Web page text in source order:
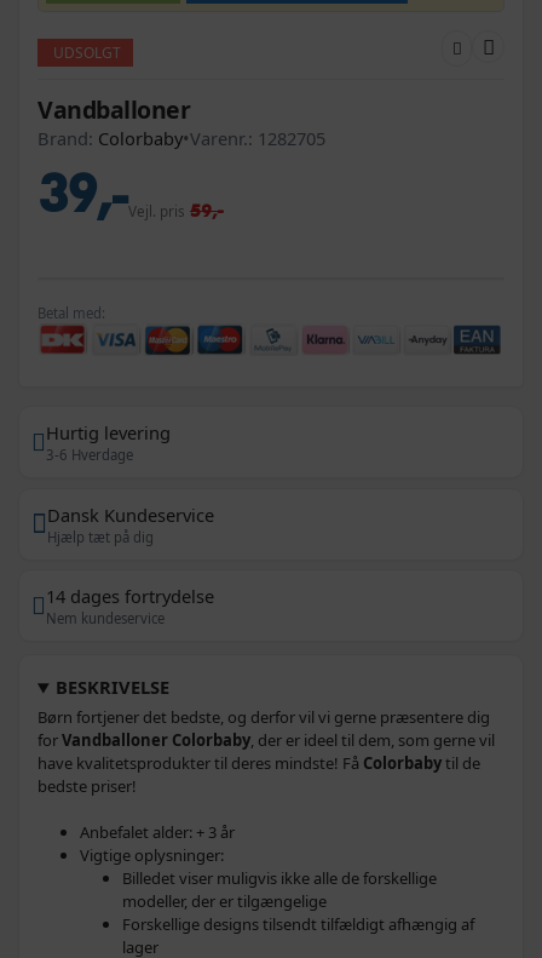
UDSOLGT
Vandballoner
Brand: Colorbaby•Varenr.: 1282705
39,-Vejl. pris 59,-
Betal med:
Hurtig levering
3-6 Hverdage
Dansk Kundeservice
Hjælp tæt på dig
14 dages fortrydelse
Nem kundeservice
BESKRIVELSE
Børn fortjener det bedste, og derfor vil vi gerne præsentere dig
forVandballoner Colorbaby, der er ideel til dem, som gerne vil
have kvalitetsprodukter til deres mindste! Få Colorbabytil de
bedste priser!
Anbefalet alder: + 3 år
Vigtige oplysninger:
Billedet viser muligvis ikke alle de forskellige
modeller, der er tilgængelige
Forskellige designs tilsendt tilfældigt afhængig af
lager